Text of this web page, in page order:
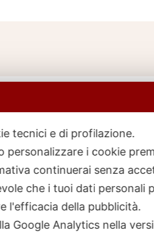
tecnici e di profilazione.
personalizzare i cookie
continuerai senza
che i tuoi dati personali
l'efficacia della pubblicità.
Google Analytics nella